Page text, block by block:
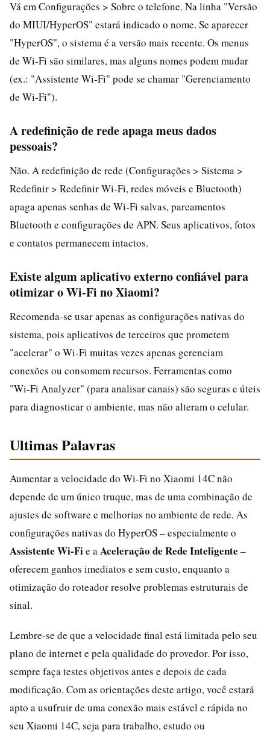
Vá em Configurações > Sobre o telefone. Na linha "Versão
do MIUI/HyperOS" estará indicado o nome. Se aparecer
"HyperOS", o sistema é a versão mais recente. Os menus
de Wi‑Fi são similares, mas alguns nomes podem mudar
(ex.: "Assistente Wi‑Fi" pode se chamar "Gerenciamento
de Wi‑Fi").
A redefinição de rede apaga meus dados
pessoais?
Não. A redefinição de rede (Configurações > Sistema >
Redefinir > Redefinir Wi‑Fi, redes móveis e Bluetooth)
apaga apenas senhas de Wi‑Fi salvas, pareamentos
Bluetooth e configurações de APN. Seus aplicativos, fotos
e contatos permanecem intactos.
Existe algum aplicativo externo confiável para
otimizar o Wi‑Fi no Xiaomi?
Recomenda-se usar apenas as configurações nativas do
sistema, pois aplicativos de terceiros que prometem
"acelerar" o Wi‑Fi muitas vezes apenas gerenciam
conexões ou consomem recursos. Ferramentas como
"Wi‑Fi Analyzer" (para analisar canais) são seguras e úteis
para diagnosticar o ambiente, mas não alteram o celular.
Ultimas Palavras
Aumentar a velocidade do Wi‑Fi no Xiaomi 14C não
depende de um único truque, mas de uma combinação de
ajustes de software e melhorias no ambiente de rede. As
configurações nativas do HyperOS – especialmente o
Assistente Wi‑Fie a Aceleração de Rede Inteligente –
oferecem ganhos imediatos e sem custo, enquanto a
otimização do roteador resolve problemas estruturais de
sinal.
Lembre-se de que a velocidade final está limitada pelo seu
plano de internet e pela qualidade do provedor. Por isso,
sempre faça testes objetivos antes e depois de cada
modificação. Com as orientações deste artigo, você estará
apto a usufruir de uma conexão mais estável e rápida no
seu Xiaomi 14C, seja para trabalho, estudo ou